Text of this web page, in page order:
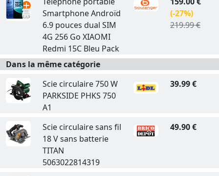
Smartphone Androïd
6.9 pouces dual SIM
4G 256 Go XIAOMI
Redmi 15C Bleu Pack
(-27%)
219.99 €
Dans la même catégorie
Scie circulaire 750 W
PARKSIDE PHKS 750
A1
39.99 €
Scie circulaire sans fil
18 V sans batterie
TITAN
5063022814319
49.90 €